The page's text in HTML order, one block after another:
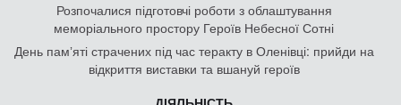
Розпочалися підготовчі роботи з облаштування
меморіального простору Героїв Небесної Сотні
День памʼяті страчених під час теракту в Оленівці: прийди на
відкриття виставки та вшануй героїв